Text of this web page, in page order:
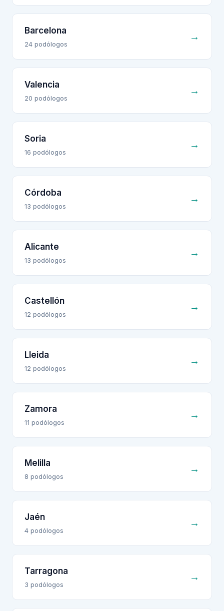
Barcelona
24 podólogos
→
Valencia
20 podólogos
→
Soria
16 podólogos
→
Córdoba
13 podólogos
→
Alicante
13 podólogos
→
Castellón
12 podólogos
→
Lleida
12 podólogos
→
Zamora
11 podólogos
→
Melilla
8 podólogos
→
Jaén
4 podólogos
→
Tarragona
3 podólogos
→